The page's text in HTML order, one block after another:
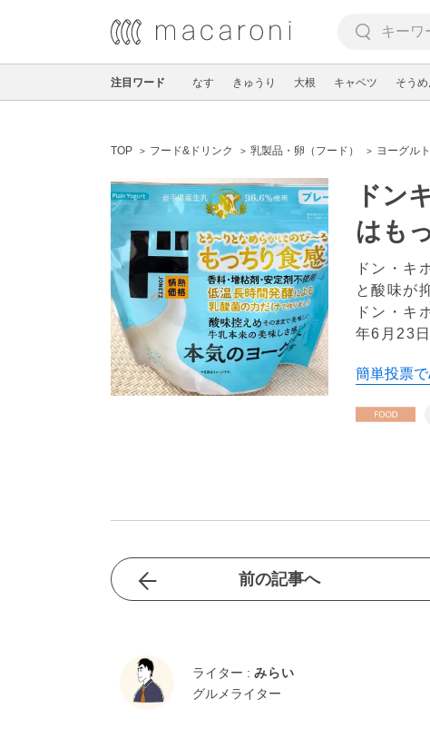
注目ワード なす きゅうり 大根 キャベツ そうめ
TOP フード&ドリンク 乳製品・卵（フード） ヨーグル
ドン
はも
ドン・キ
と酸味が
ドン・キ
年6月23
簡単投票
前の記事へ
ライター : みらい
グルメライター